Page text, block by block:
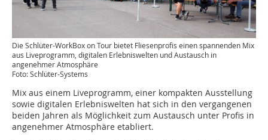
Die Schlüter-WorkBox on Tour bietet Fliesenprofis einen spannenden Mix
aus Liveprogramm, digitalen Erlebniswelten und Austausch in
angenehmer Atmosphäre
Foto: Schlüter-Systems
Mix aus einem Liveprogramm, einer kompakten Ausstellung
sowie digitalen Erlebniswelten hat sich in den vergangenen
beiden Jahren als Möglichkeit zum Austausch unter Profis in
angenehmer Atmosphäre etabliert.